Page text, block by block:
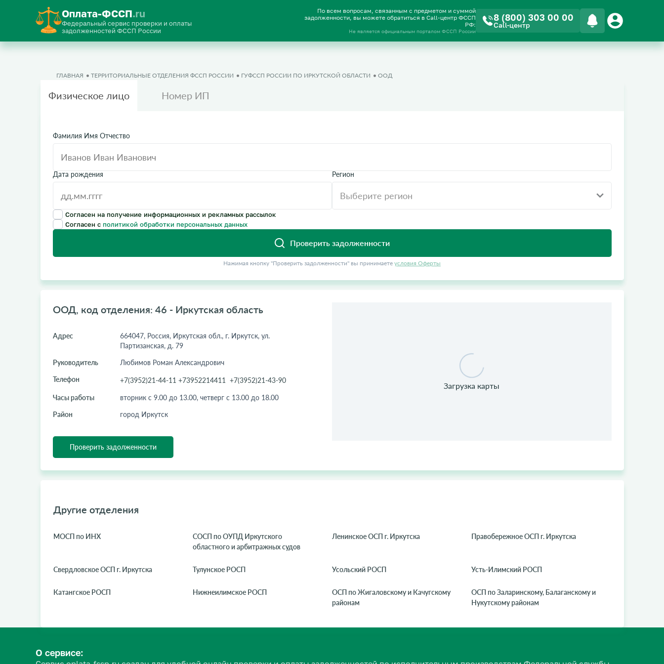
Оплата-ФССП.ru
Федеральный сервис проверки и оплаты
задолженностей ФССП России
По всем вопросам, связанным с предметом и суммой
задолженности, вы можете обратиться в Call-центр ФССП
РФ:
Не является официальным порталом ФССП России
8 (800) 303 00 00
Call-центр
ГЛАВНАЯ ТЕРРИТОРИАЛЬНЫЕ ОТДЕЛЕНИЯ ФССП РОССИИ ГУФССП РОССИИ ПО ИРКУТСКОЙ ОБЛАСТИ ООД
Физическое лицо Номер ИП
Фамилия Имя Отчество
Дата рождения Регион
Согласен на получение информационных и рекламных рассылок
Согласен с политикой обработки персональных данных
Проверить задолженности
Нажимая кнопку "Проверить задолженности" вы принимаете условия Оферты
ООД, код отделения: 46 - Иркутская область
Адрес
664047, Россия, Иркутская обл., г. Иркутск, ул.
Партизанская, д. 79
Руководитель
Любимов Роман Александрович
Телефон
+7(3952)21-44-11 +73952214411 +7(3952)21-43-90
Часы работы
вторник с 9.00 до 13.00, четверг с 13.00 до 18.00
Район
город Иркутск
Проверить задолженности
Другие отделения
МОСП по ИНХ
СОСП по ОУПД Иркутского
областного и арбитражных судов
Ленинское ОСП г. Иркутска Правобережное ОСП г. Иркутска
Свердловское ОСП г. Иркутска Тулунское РОСП Усольский РОСП Усть-Илимский РОСП
Катангское РОСП Нижнеилимское РОСП
ОСП по Жигаловскому и Качугскому
районам
ОСП по Заларинскому, Балаганскому и
Нукутскому районам
О сервисе: